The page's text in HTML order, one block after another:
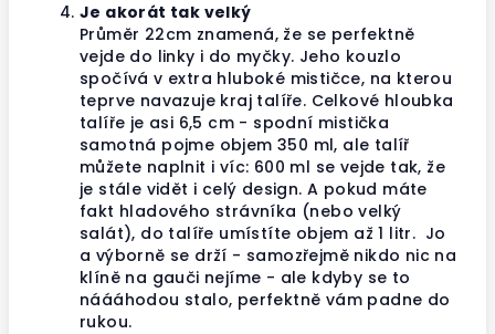
Je akorát tak velký
Průměr 22cm znamená, že se perfektně
vejde do linky i do myčky. Jeho kouzlo
spočívá v extra hluboké mističce, na kterou
teprve navazuje kraj talíře. Celkové hloubka
talíře je asi 6,5 cm - spodní mistička
samotná pojme objem 350 ml, ale talíř
můžete naplnit i víc: 600 ml se vejde tak, že
je stále vidět i celý design. A pokud máte
fakt hladového strávníka (nebo velký
salát), do talíře umístíte objem až 1 litr. Jo
a výborně se drží - samozřejmě nikdo nic na
klíně na gauči nejíme - ale kdyby se to
náááhodou stalo, perfektně vám padne do
rukou.